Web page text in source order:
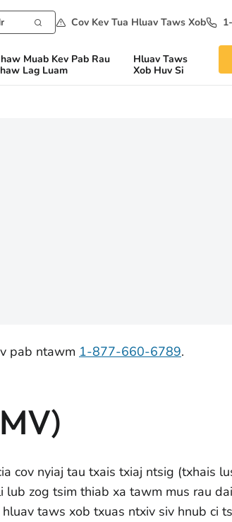
Cov Kev Tua Hluav Taws Xob
Muab Kev Pab Rau
Lag Luam
Hluav Taws
Xob Huv Si
pab ntawm 1-877-660-6789.
cov nyiaj tau txais txiaj ntsig (txhais
zog tsim thiab xa tawm mus rau
taws xob txuas ntxiv siv hnub ci